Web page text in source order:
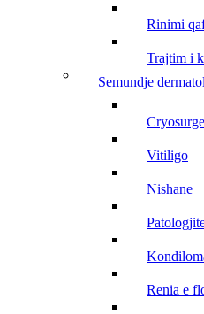
rinimi
trajtim i
semundje
vitiligo
nishane
renia e